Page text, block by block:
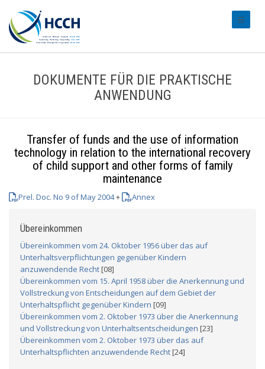
DOKUMENTE FÜR DIE PRAKTISCHE
ANWENDUNG
Transfer of funds and the use of information
technology in relation to the international recovery
of child support and other forms of family
maintenance
Prel. Doc. No 9 of May 2004+ Annex
Übereinkommen
Übereinkommen vom 24. Oktober 1956 über das auf
Unterhaltsverpflichtungen gegenüber Kindern
anzuwendende Recht[08]
Übereinkommen vom 15. April 1958 über die Anerkennung und
Vollstreckung von Entscheidungen auf dem Gebiet der
Unterhaltspflicht gegenüber Kindern [09]
Übereinkommen vom 2. Oktober 1973 über die Anerkennung
und Vollstreckung von Unterhaltsentscheidungen [23]
Übereinkommen vom 2. Oktober 1973 über das auf
Unterhaltspflichten anzuwendende Recht[24]